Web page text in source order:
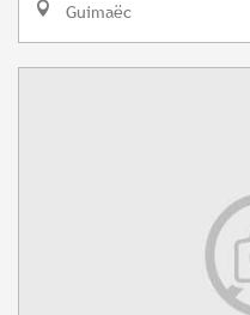
Guimaëc